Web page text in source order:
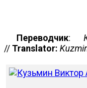
Переводчик:
// Translator: